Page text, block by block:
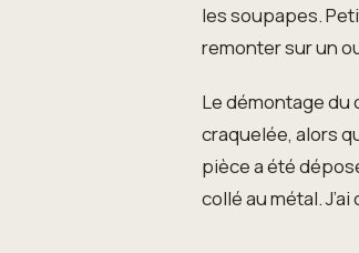
les soupapes.
remonter sur un
Le démontage du
craquelée, alors
pièce a été
collé au métal.